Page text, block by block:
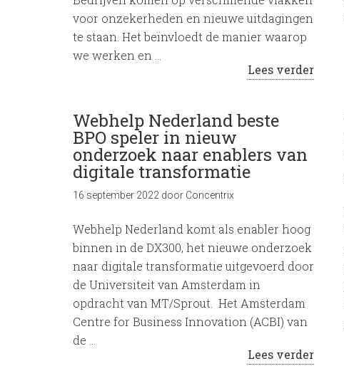
voor onzekerheden en nieuwe uitdagingen
te staan. Het beïnvloedt de manier waarop
we werken en …
Lees verder
Webhelp Nederland beste
BPO speler in nieuw
onderzoek naar enablers van
digitale transformatie
16 september 2022 door Concentrix
Webhelp Nederland komt als enabler hoog
binnen in de DX300, het nieuwe onderzoek
naar digitale transformatie uitgevoerd door
de Universiteit van Amsterdam in
opdracht van MT/Sprout. Het Amsterdam
Centre for Business Innovation (ACBI) van
de …
Lees verder